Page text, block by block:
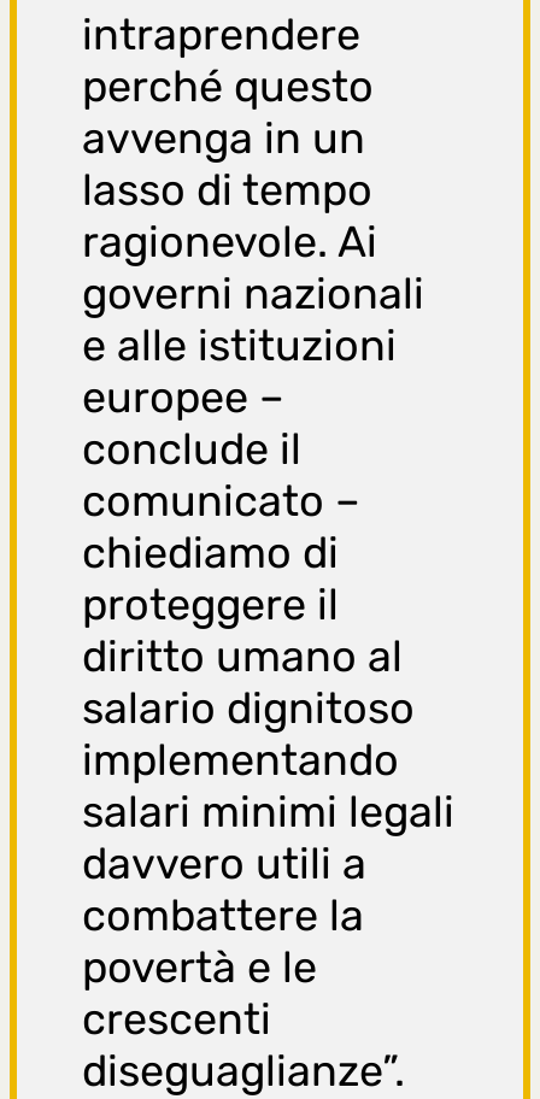
intraprendere
perché questo
avvenga in un
lasso di tempo
ragionevole. Ai
governi nazionali
e alle istituzioni
europee –
conclude il
comunicato –
chiediamo di
proteggere il
diritto umano al
salario dignitoso
implementando
salari minimi legali
davvero utili a
combattere la
povertà e le
crescenti
diseguaglianze”.